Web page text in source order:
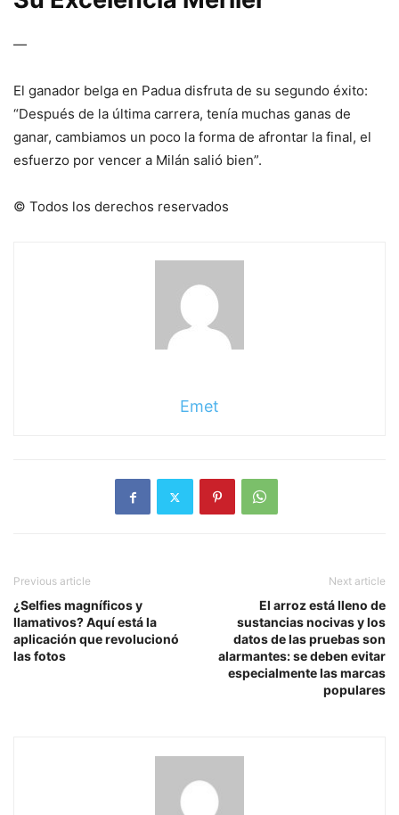
—
El ganador belga en Padua disfruta de su segundo éxito:
“Después de la última carrera, tenía muchas ganas de
ganar, cambiamos un poco la forma de afrontar la final, el
esfuerzo por vencer a Milán salió bien”.
© Todos los derechos reservados
Emet
Previous article
¿Selfies magníficos y
llamativos? Aquí está la
aplicación que revolucionó
las fotos
Next article
El arroz está lleno de
sustancias nocivas y los
datos de las pruebas son
alarmantes: se deben evitar
especialmente las marcas
populares